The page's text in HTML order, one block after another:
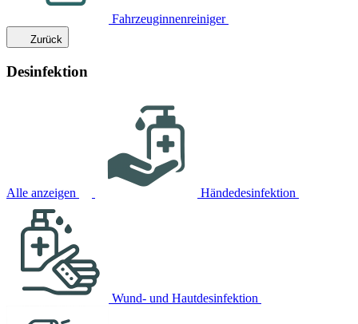
Fahrzeuginnenreiniger
Zurück
Desinfektion
Alle anzeigen Händedesinfektion
Wund- und Hautdesinfektion